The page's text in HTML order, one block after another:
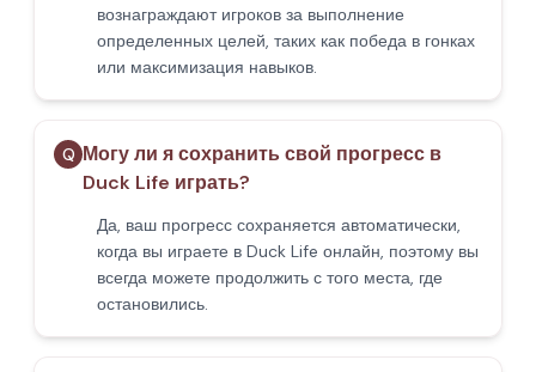
вознаграждают игроков за выполнение
определенных целей, таких как победа в гонках
или максимизация навыков.
Q Могу ли я сохранить свой прогресс в
Duck Life играть?
Да, ваш прогресс сохраняется автоматически,
когда вы играете в Duck Life онлайн, поэтому вы
всегда можете продолжить с того места, где
остановились.